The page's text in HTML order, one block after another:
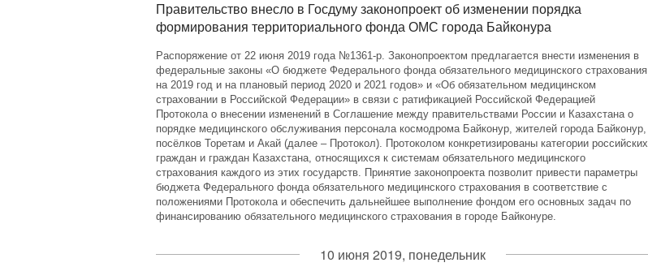
Правительство внесло в Госдуму законопроект об изменении порядка
формирования территориального фонда ОМС города Байконура
Распоряжение от 22 июня 2019 года №1361-р. Законопроектом предлагается внести изменения в
федеральные законы «О бюджете Федерального фонда обязательного медицинского страхования
на 2019 год и на плановый период 2020 и 2021 годов» и «Об обязательном медицинском
страховании в Российской Федерации» в связи с ратификацией Российской Федерацией
Протокола о внесении изменений в Соглашение между правительствами России и Казахстана о
порядке медицинского обслуживания персонала космодрома Байконур, жителей города Байконур,
посёлков Торетам и Акай (далее – Протокол). Протоколом конкретизированы категории российских
граждан и граждан Казахстана, относящихся к системам обязательного медицинского
страхования каждого из этих государств. Принятие законопроекта позволит привести параметры
бюджета Федерального фонда обязательного медицинского страхования в соответствие с
положениями Протокола и обеспечить дальнейшее выполнение фондом его основных задач по
финансированию обязательного медицинского страхования в городе Байконуре.
10 июня 2019, понедельник